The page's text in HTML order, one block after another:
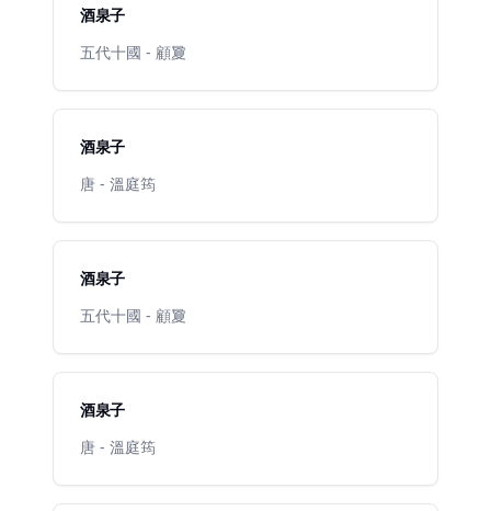
酒泉子
五代十國 - 顧夐
酒泉子
唐 - 溫庭筠
酒泉子
五代十國 - 顧夐
酒泉子
唐 - 溫庭筠